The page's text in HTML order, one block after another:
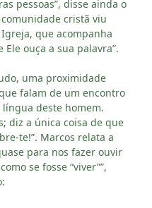
pessoas”, disse ainda o
cristã viu
que acompanha
ouça a sua palavra”.
uma proximidade
falam de um encontro
deste homem.
diz a única coisa de que
te!”. Marcos relata a
para nos fazer ouvir
se fosse “viver””,